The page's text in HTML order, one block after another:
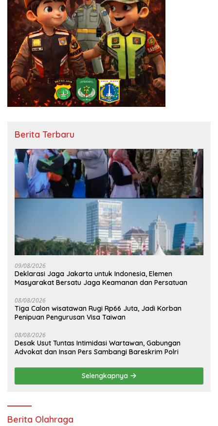
Berita Terbaru
09/08/2026
Deklarasi Jaga Jakarta untuk Indonesia, Elemen
Masyarakat Bersatu Jaga Keamanan dan Persatuan
08/08/2026
Tiga Calon wisatawan Rugi Rp66 Juta, Jadi Korban
Penipuan Pengurusan Visa Taiwan
08/08/2026
Desak Usut Tuntas Intimidasi Wartawan, Gabungan
Advokat dan Insan Pers Sambangi Bareskrim Polri
Selengkapnya
Berita Olahraga